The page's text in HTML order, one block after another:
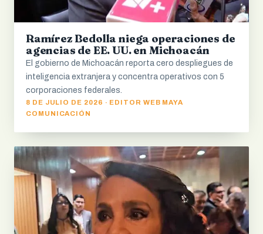
Ramírez Bedolla niega operaciones de
agencias de EE. UU. en Michoacán
El gobierno de Michoacán reporta cero despliegues de
inteligencia extranjera y concentra operativos con 5
corporaciones federales.
8 DE JULIO DE 2026 · EDITOR WEB MAYA
COMUNICACIÓN